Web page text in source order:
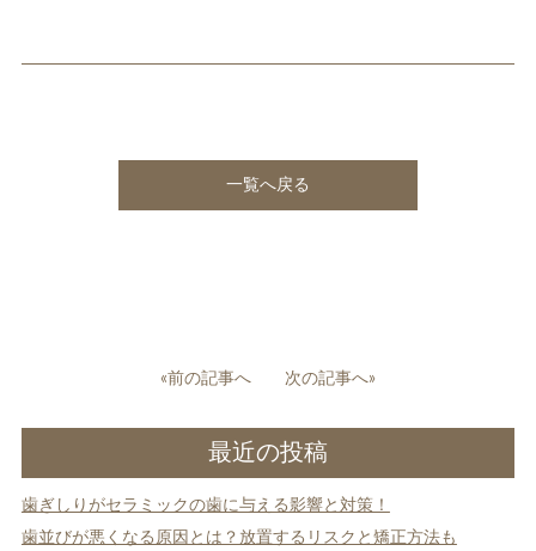
一覧へ戻る
ナ
ゲ
ー
シ
«前の記事へ 次の記事へ»
最近の投稿
歯ぎしりがセラミックの歯に与える影響と対策！
歯並びが悪くなる原因とは？放置するリスクと矯正方法も